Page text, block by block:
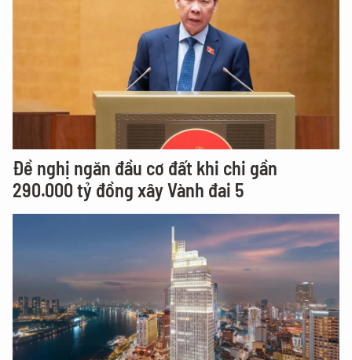
Đề nghị ngăn đầu cơ đất khi chi gần
290.000 tỷ đồng xây Vành đai 5